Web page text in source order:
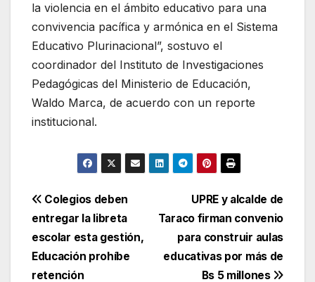
la violencia en el ámbito educativo para una
convivencia pacífica y armónica en el Sistema
Educativo Plurinacional”, sostuvo el
coordinador del Instituto de Investigaciones
Pedagógicas del Ministerio de Educación,
Waldo Marca, de acuerdo con un reporte
institucional.
Navegación
de
entradas
UPRE y alcalde de
Taraco firman convenio
para construir aulas
educativas por más de
Bs 5 millones
Colegios deben
entregar la libreta
escolar esta gestión,
Educación prohíbe
retención